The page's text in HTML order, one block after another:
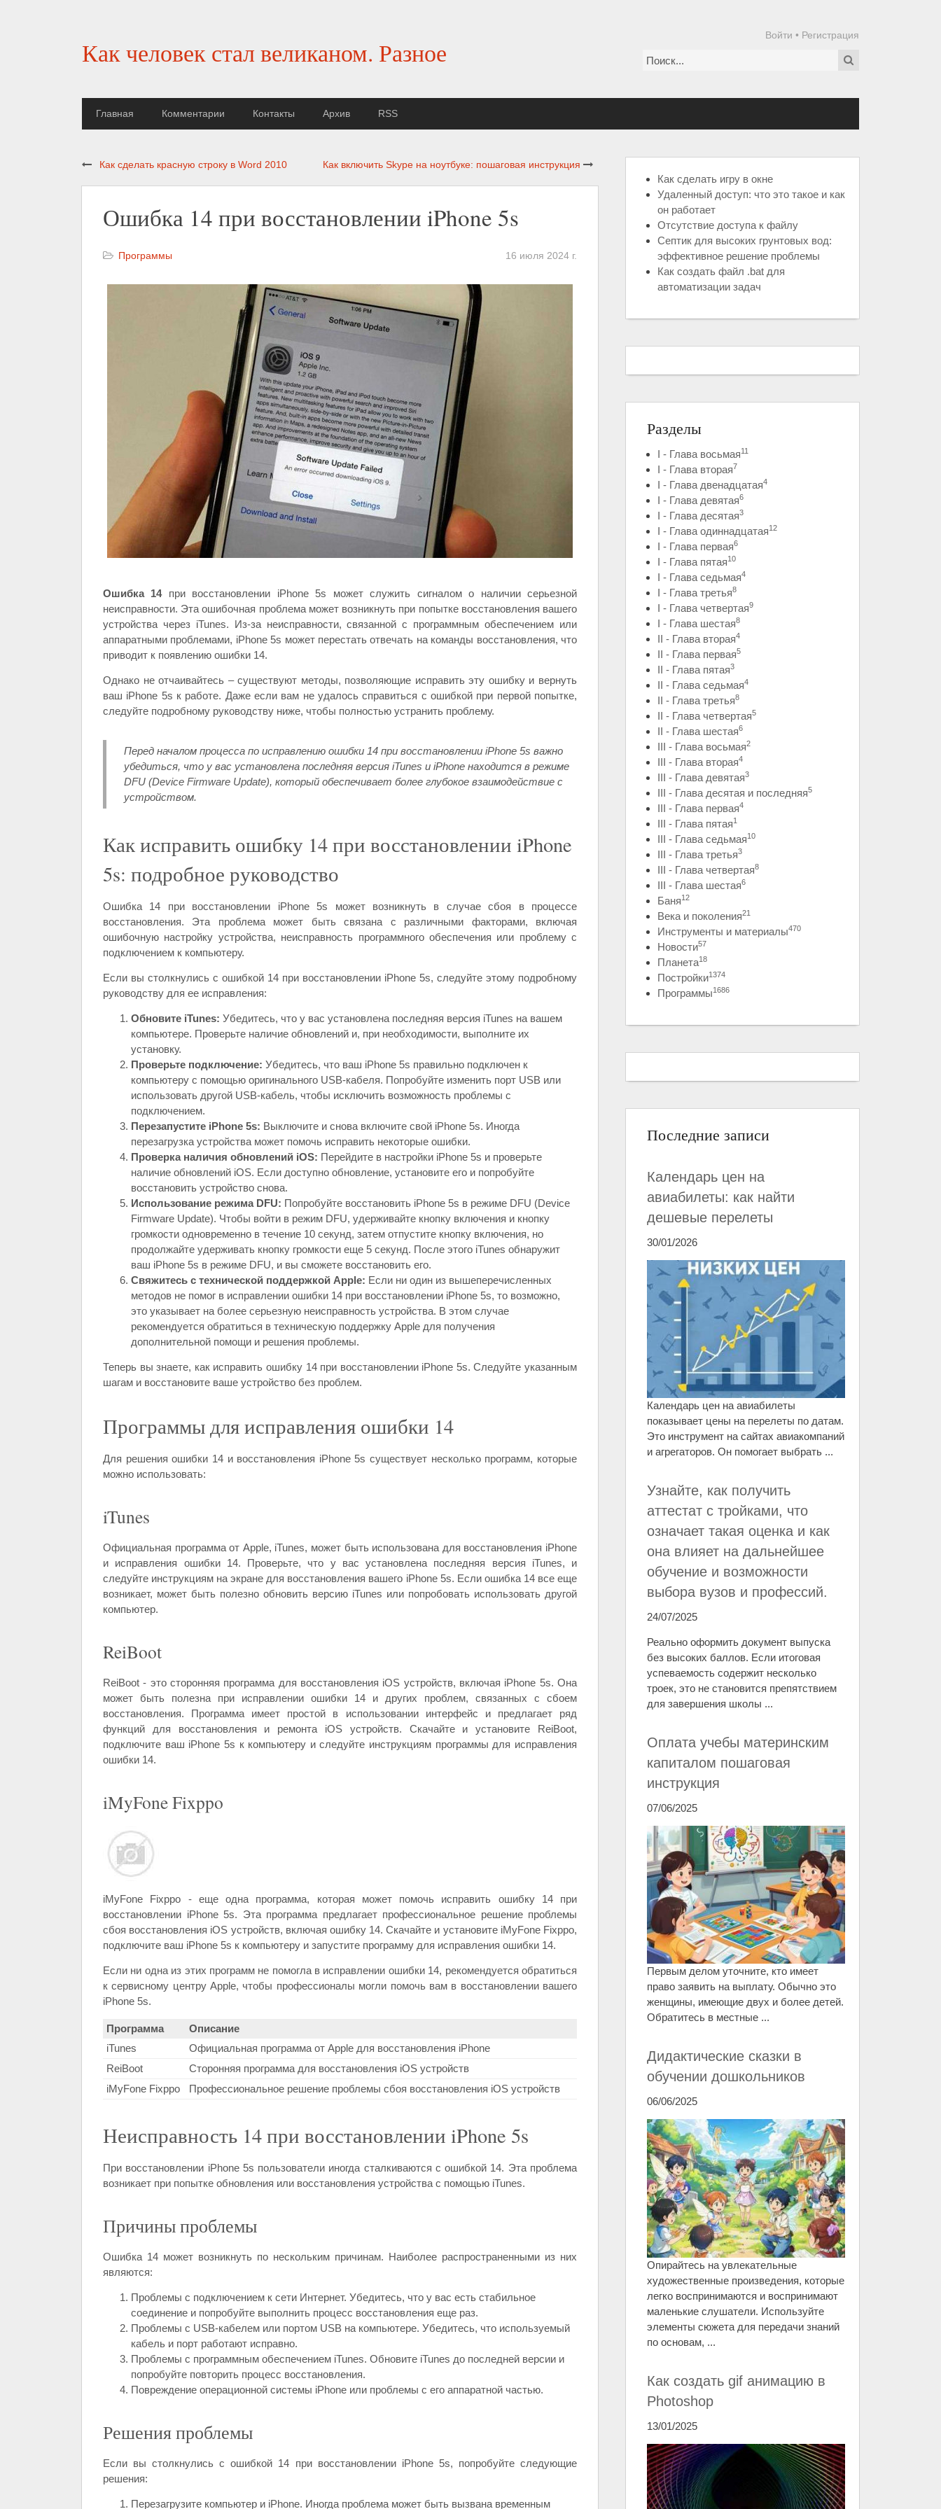
Как человек стал великаном. Разное
Войти • Регистрация
Главная Комментарии Контакты Архив RSS
Как сделать красную строку в Word 2010 Как включить Skype на ноутбуке: пошаговая инструкция
Ошибка 14 при восстановлении iPhone 5s
Программы 16 июля 2024 г.
Ошибка 14при восстановлении iPhone 5s может служить сигналом о наличии серьезной
неисправности. Эта ошибочная проблема может возникнуть при попытке восстановления вашего
устройства через iTunes. Из-за неисправности, связанной с программным обеспечением или
аппаратными проблемами, iPhone 5s может перестать отвечать на команды восстановления, что
приводит к появлению ошибки 14.
Однако не отчаивайтесь – существуют методы, позволяющие исправить эту ошибку и вернуть
ваш iPhone 5s к работе. Даже если вам не удалось справиться с ошибкой при первой попытке,
следуйте подробному руководству ниже, чтобы полностью устранить проблему.
Перед началом процесса по исправлению ошибки 14 при восстановлении iPhone 5s важно
убедиться, что у вас установлена последняя версия iTunes и iPhone находится в режиме
DFU (Device Firmware Update), который обеспечивает более глубокое взаимодействие с
устройством.
Как исправить ошибку 14 при восстановлении iPhone
5s: подробное руководство
Ошибка 14 при восстановлении iPhone 5s может возникнуть в случае сбоя в процессе
восстановления. Эта проблема может быть связана с различными факторами, включая
ошибочную настройку устройства, неисправность программного обеспечения или проблему с
подключением к компьютеру.
Если вы столкнулись с ошибкой 14 при восстановлении iPhone 5s, следуйте этому подробному
руководству для ее исправления:
Обновите iTunes: Убедитесь, что у вас установлена последняя версия iTunes на вашем
компьютере. Проверьте наличие обновлений и, при необходимости, выполните их
установку.
Проверьте подключение: Убедитесь, что ваш iPhone 5s правильно подключен к
компьютеру с помощью оригинального USB-кабеля. Попробуйте изменить порт USB или
использовать другой USB-кабель, чтобы исключить возможность проблемы с
подключением.
Перезапустите iPhone 5s: Выключите и снова включите свой iPhone 5s. Иногда
перезагрузка устройства может помочь исправить некоторые ошибки.
Проверка наличия обновлений iOS: Перейдите в настройки iPhone 5s и проверьте
наличие обновлений iOS. Если доступно обновление, установите его и попробуйте
восстановить устройство снова.
Использование режима DFU: Попробуйте восстановить iPhone 5s в режиме DFU (Device
Firmware Update). Чтобы войти в режим DFU, удерживайте кнопку включения и кнопку
громкости одновременно в течение 10 секунд, затем отпустите кнопку включения, но
продолжайте удерживать кнопку громкости еще 5 секунд. После этого iTunes обнаружит
ваш iPhone 5s в режиме DFU, и вы сможете восстановить его.
Свяжитесь с технической поддержкой Apple: Если ни один из вышеперечисленных
методов не помог в исправлении ошибки 14 при восстановлении iPhone 5s, то возможно,
это указывает на более серьезную неисправность устройства. В этом случае
рекомендуется обратиться в техническую поддержку Apple для получения
дополнительной помощи и решения проблемы.
Теперь вы знаете, как исправить ошибку 14 при восстановлении iPhone 5s. Следуйте указанным
шагам и восстановите ваше устройство без проблем.
Программы для исправления ошибки 14
Для решения ошибки 14 и восстановления iPhone 5s существует несколько программ, которые
можно использовать:
iTunes
Официальная программа от Apple, iTunes, может быть использована для восстановления iPhone
и исправления ошибки 14. Проверьте, что у вас установлена последняя версия iTunes, и
следуйте инструкциям на экране для восстановления вашего iPhone 5s. Если ошибка 14 все еще
возникает, может быть полезно обновить версию iTunes или попробовать использовать другой
компьютер.
ReiBoot
ReiBoot - это сторонняя программа для восстановления iOS устройств, включая iPhone 5s. Она
может быть полезна при исправлении ошибки 14 и других проблем, связанных с сбоем
восстановления. Программа имеет простой в использовании интерфейс и предлагает ряд
функций для восстановления и ремонта iOS устройств. Скачайте и установите ReiBoot,
подключите ваш iPhone 5s к компьютеру и следуйте инструкциям программы для исправления
ошибки 14.
iMyFone Fixppo
iMyFone Fixppo - еще одна программа, которая может помочь исправить ошибку 14 при
восстановлении iPhone 5s. Эта программа предлагает профессиональное решение проблемы
сбоя восстановления iOS устройств, включая ошибку 14. Скачайте и установите iMyFone Fixppo,
подключите ваш iPhone 5s к компьютеру и запустите программу для исправления ошибки 14.
Если ни одна из этих программ не помогла в исправлении ошибки 14, рекомендуется обратиться
к сервисному центру Apple, чтобы профессионалы могли помочь вам в восстановлении вашего
iPhone 5s.
Программа
Описание
iTunes
Официальная программа от Apple для восстановления iPhone
ReiBoot
Сторонняя программа для восстановления iOS устройств
iMyFone Fixppo
Профессиональное решение проблемы сбоя восстановления iOS устройств
Неисправность 14 при восстановлении iPhone 5s
При восстановлении iPhone 5s пользователи иногда сталкиваются с ошибкой 14. Эта проблема
возникает при попытке обновления или восстановления устройства с помощью iTunes.
Причины проблемы
Ошибка 14 может возникнуть по нескольким причинам. Наиболее распространенными из них
являются:
Проблемы с подключением к сети Интернет. Убедитесь, что у вас есть стабильное
соединение и попробуйте выполнить процесс восстановления еще раз.
Проблемы с USB-кабелем или портом USB на компьютере. Убедитесь, что используемый
кабель и порт работают исправно.
Проблемы с программным обеспечением iTunes. Обновите iTunes до последней версии и
попробуйте повторить процесс восстановления.
Повреждение операционной системы iPhone или проблемы с его аппаратной частью.
Решения проблемы
Если вы столкнулись с ошибкой 14 при восстановлении iPhone 5s, попробуйте следующие
решения:
Перезагрузите компьютер и iPhone. Иногда проблема может быть вызвана временным
Как сделать игру в окне
Удаленный доступ: что это такое и как
он работает
Отсутствие доступа к файлу
Септик для высоких грунтовых вод:
эффективное решение проблемы
Как создать файл .bat для
автоматизации задач
Разделы
I - Глава восьмая11
I - Глава вторая7
I - Глава двенадцатая4
I - Глава девятая6
I - Глава десятая3
I - Глава одиннадцатая12
I - Глава первая6
I - Глава пятая10
I - Глава седьмая4
I - Глава третья8
I - Глава четвертая9
I - Глава шестая8
II - Глава вторая4
II - Глава первая5
II - Глава пятая3
II - Глава седьмая4
II - Глава третья8
II - Глава четвертая5
II - Глава шестая6
III - Глава восьмая2
III - Глава вторая4
III - Глава девятая3
III - Глава десятая и последняя5
III - Глава первая4
III - Глава пятая1
III - Глава седьмая10
III - Глава третья3
III - Глава четвертая8
III - Глава шестая6
Баня12
Века и поколения21
Инструменты и материалы470
Новости57
Планета18
Постройки1374
Программы1686
Последние записи
Календарь цен на
авиабилеты: как найти
дешевые перелеты
30/01/2026
Календарь цен на авиабилеты
показывает цены на перелеты по датам.
Это инструмент на сайтах авиакомпаний
и агрегаторов. Он помогает выбрать ...
Узнайте, как получить
аттестат с тройками, что
означает такая оценка и как
она влияет на дальнейшее
обучение и возможности
выбора вузов и профессий.
24/07/2025
Реально оформить документ выпуска
без высоких баллов. Если итоговая
успеваемость содержит несколько
троек, это не становится препятствием
для завершения школы ...
Оплата учебы материнским
капиталом пошаговая
инструкция
07/06/2025
Первым делом уточните, кто имеет
право заявить на выплату. Обычно это
женщины, имеющие двух и более детей.
Обратитесь в местные ...
Дидактические сказки в
обучении дошкольников
06/06/2025
Опирайтесь на увлекательные
художественные произведения, которые
легко воспринимаются и воспринимают
маленькие слушатели. Используйте
элементы сюжета для передачи знаний
по основам, ...
Как создать gif анимацию в
Photoshop
13/01/2025